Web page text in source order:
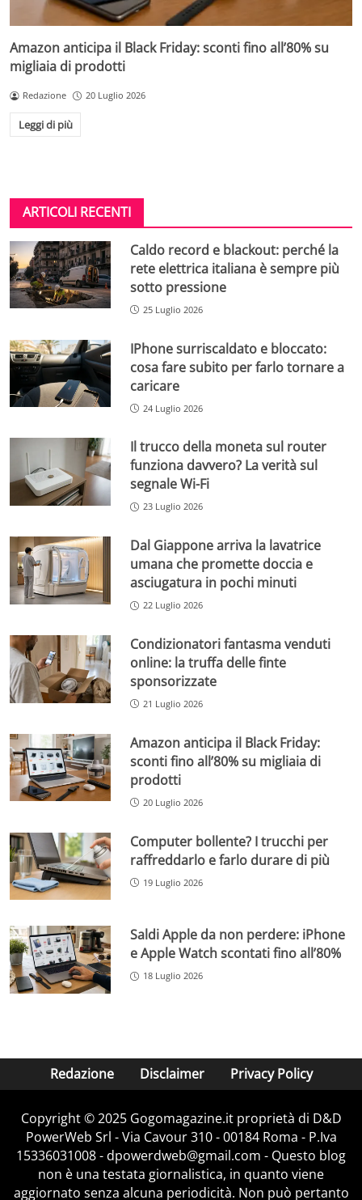
Amazon anticipa il Black Friday: sconti fino all’80% su
migliaia di prodotti
Redazione 20 Luglio 2026
Leggi di più
ARTICOLI RECENTI
Caldo record e blackout: perché la
rete elettrica italiana è sempre più
sotto pressione
25 Luglio 2026
IPhone surriscaldato e bloccato:
cosa fare subito per farlo tornare a
caricare
24 Luglio 2026
Il trucco della moneta sul router
funziona davvero? La verità sul
segnale Wi-Fi
23 Luglio 2026
Dal Giappone arriva la lavatrice
umana che promette doccia e
asciugatura in pochi minuti
22 Luglio 2026
Condizionatori fantasma venduti
online: la truffa delle finte
sponsorizzate
21 Luglio 2026
Amazon anticipa il Black Friday:
sconti fino all’80% su migliaia di
prodotti
20 Luglio 2026
Computer bollente? I trucchi per
raffreddarlo e farlo durare di più
19 Luglio 2026
Saldi Apple da non perdere: iPhone
e Apple Watch scontati fino all’80%
18 Luglio 2026
Redazione Disclaimer Privacy Policy
Copyright © 2025 Gogomagazine.it proprietà di D&D
PowerWeb Srl - Via Cavour 310 - 00184 Roma - P.Iva
15336031008 - dpowerdweb@gmail.com - Questo blog
non è una testata giornalistica, in quanto viene
aggiornato senza alcuna periodicità. Non può pertanto